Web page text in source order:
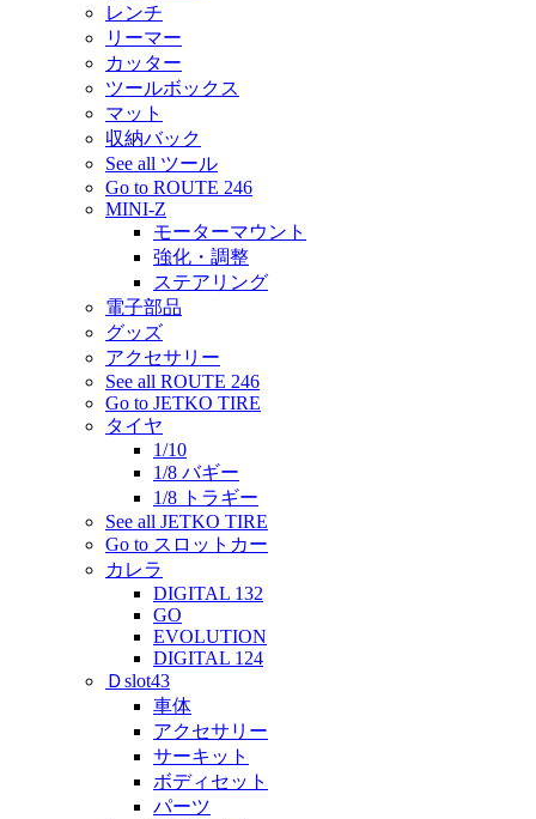
レンチ
リーマー
カッター
ツールボックス
マット
収納バック
See all ツール
Go to ROUTE 246
MINI-Z
モーターマウント
強化・調整
ステアリング
電子部品
グッズ
アクセサリー
See all ROUTE 246
Go to JETKO TIRE
タイヤ
1/10
1/8 バギー
1/8 トラギー
See all JETKO TIRE
Go to スロットカー
カレラ
DIGITAL 132
GO
EVOLUTION
DIGITAL 124
Ｄslot43
車体
アクセサリー
サーキット
ボディセット
パーツ